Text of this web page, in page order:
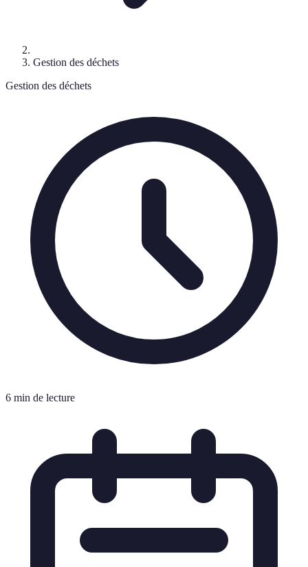
Gestion des déchets
Gestion des déchets
6 min de lecture